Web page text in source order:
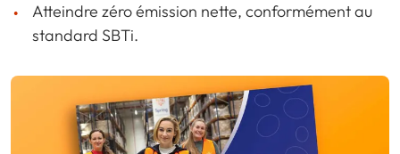
Atteindre zéro émission nette, conformément au
standard SBTi.